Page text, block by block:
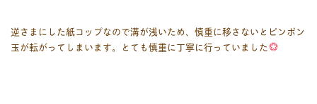
逆さまにした紙コップなので溝が浅いため、慎重に移さないとピンポン
玉が転がってしまいます。とても慎重に丁寧に行っていました